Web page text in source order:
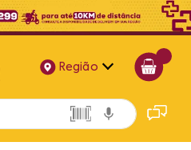
Região
Alagoas
Bahia